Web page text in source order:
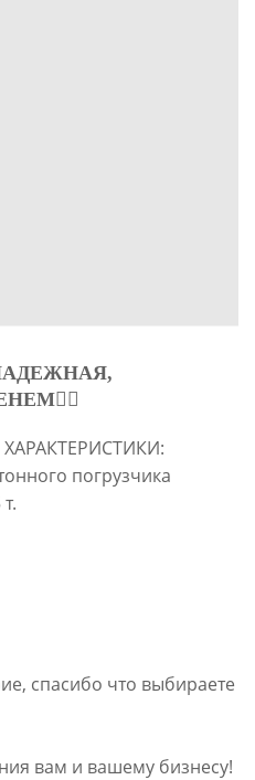
погрузчика
спасибо что выбираете
вам и вашему бизнесу!